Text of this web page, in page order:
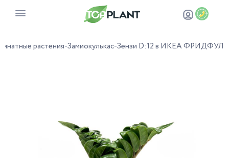
растения-Замиокулькас-Зензи D:12 в ИКЕА ФРИДФУЛ